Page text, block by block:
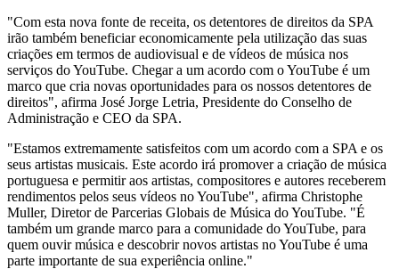
"Com esta nova fonte de receita, os detentores de direitos da SPA
irão também beneficiar economicamente pela utilização das suas
criações em termos de audiovisual e de vídeos de música nos
serviços do YouTube. Chegar a um acordo com o YouTube é um
marco que cria novas oportunidades para os nossos detentores de
direitos", afirma José Jorge Letria, Presidente do Conselho de
Administração e CEO da SPA.
"Estamos extremamente satisfeitos com um acordo com a SPA e os
seus artistas musicais. Este acordo irá promover a criação de música
portuguesa e permitir aos artistas, compositores e autores receberem
rendimentos pelos seus vídeos no YouTube", afirma Christophe
Muller, Diretor de Parcerias Globais de Música do YouTube. "É
também um grande marco para a comunidade do YouTube, para
quem ouvir música e descobrir novos artistas no YouTube é uma
parte importante de sua experiência online."